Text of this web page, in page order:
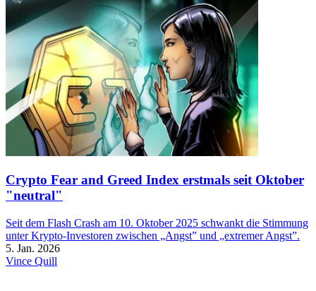
Crypto Fear and Greed Index erstmals seit Oktober
"neutral"
Seit dem Flash Crash am 10. Oktober 2025 schwankt die Stimmung
unter Krypto-Investoren zwischen „Angst” und „extremer Angst”.
5. Jan. 2026
Vince Quill